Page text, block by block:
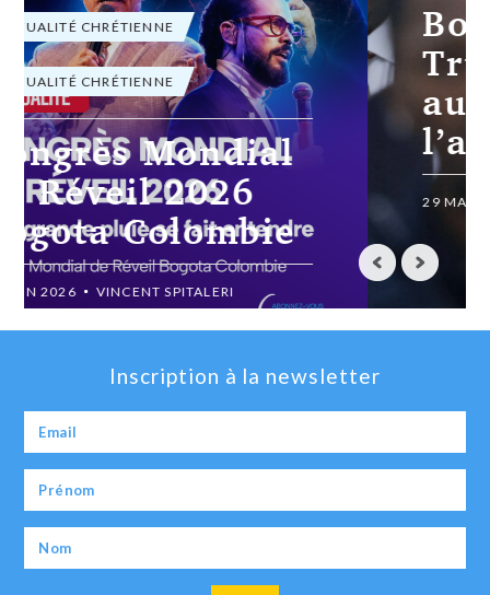
Bondi muette sur
Trump lors d’une
audition sur
l’affaire Epstein
29 MAI 2026 REUTERS
Inscription à la newsletter